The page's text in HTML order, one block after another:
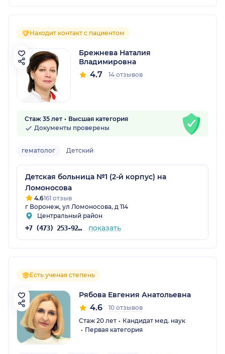
Находит контакт с пациентом
Брежнева Наталия
Владимировна
4.7 14 отзывов
Стаж 35 лет
Высшая категория
Документы проверены
гематолог Детский
Детская больница №1 (2-й корпус) на
Ломоносова
4.6161 отзыв
г Воронеж, ул Ломоносова, д 114
Центральный район
+7 (473) 253-92-71 показать
Есть ученая степень
Рябова Евгения Анатольевна
4.6
10 отзывов
Стаж 20 лет
Кандидат мед. наук
Первая категория